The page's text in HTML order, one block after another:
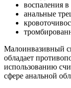
воспаления
анальные
Малоинвазивный
обладает
использованию
сфере анальной